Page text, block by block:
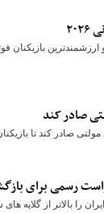
صادر کند
صادر کند تا
رسمی برای
را بالاتر از